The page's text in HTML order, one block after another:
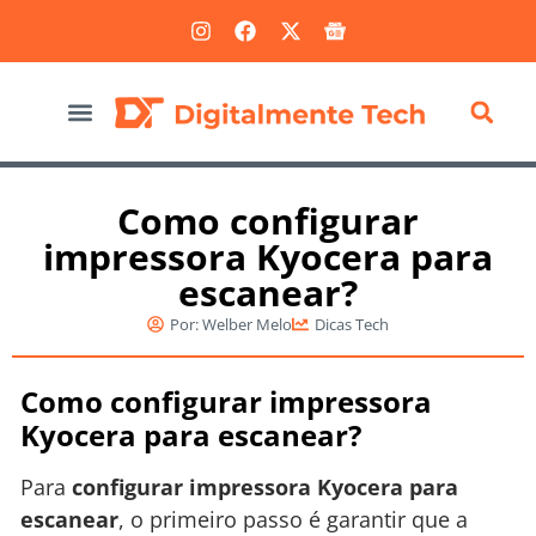
Como configurar
impressora Kyocera para
escanear?
Por:Welber Melo Dicas Tech
Como configurar impressora
Kyocera para escanear?
Para configurar impressora Kyocera para
escanear, o primeiro passo é garantir que a